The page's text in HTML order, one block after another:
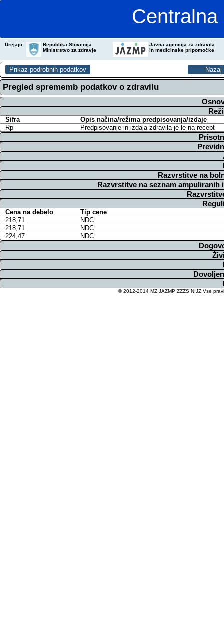
Urejajo:
Republika Slovenija
Ministrstvo za zdravje
Javna agencija za zdravila
in medicinske pripomočke
Pregled sprememb podatkov o zdravilu
Šifra
Opis načina/režima predpisovanja/izdaje
Rp
Predpisovanje in izdaja zdravila je le na recept
Razvrstitve na
Razvrstitve na seznam
Cena na debelo
Tip cene
218,71
NDC
218,71
NDC
224,47
NDC
© 2012-2014 MZ JAZMP ZZZS NIJZ Vse